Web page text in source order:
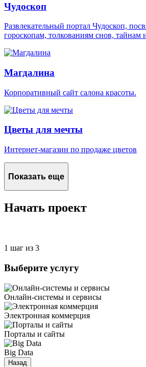
Чудоскоп
Развлекательный портал Чудоскоп,
гороскопам, толкованиям снов, тайнам
Магдалина
Корпоративный сайт салона красоты.
Цветы для мечты
Интернет-магазин по продаже цветов
Показать еще
Начать проект
1 шаг из 3
Выберите услугу
Онлайн-системы и сервисы
Электронная коммерция
Порталы и сайты
Big Data
Назад